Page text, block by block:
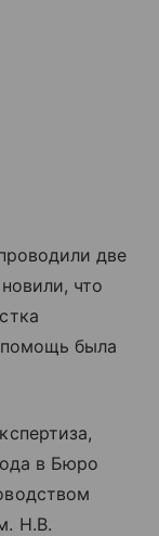
две
что
помощь была
в Бюро
Н.В.